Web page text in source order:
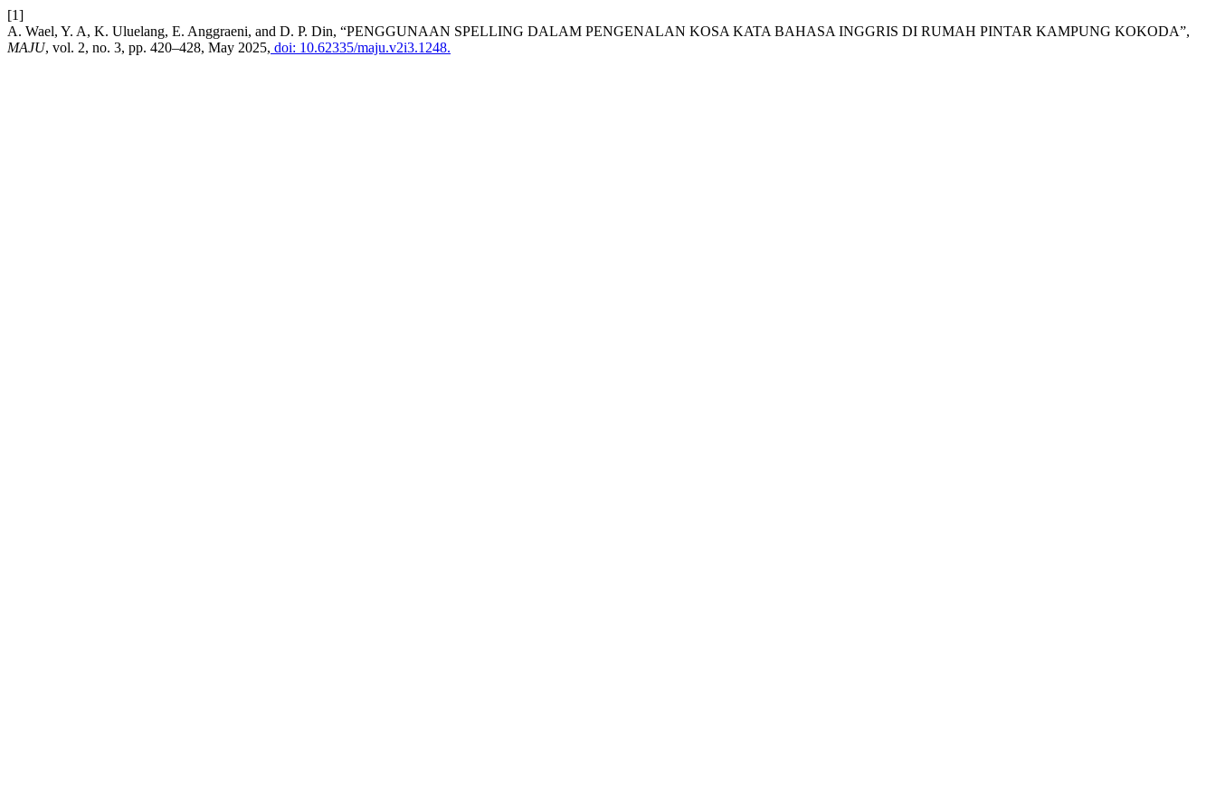
[1]
A. Wael, Y. A, K. Uluelang, E. Anggraeni, and D. P. Din, “PENGGUNAAN SPELLING DALAM PENGENALAN KOSA KATA BAHASA INGGRIS DI RUMAH PINTAR KAMPUNG KOKODA”,
MAJU, vol. 2, no. 3, pp. 420–428, May 2025, doi: 10.62335/maju.v2i3.1248.